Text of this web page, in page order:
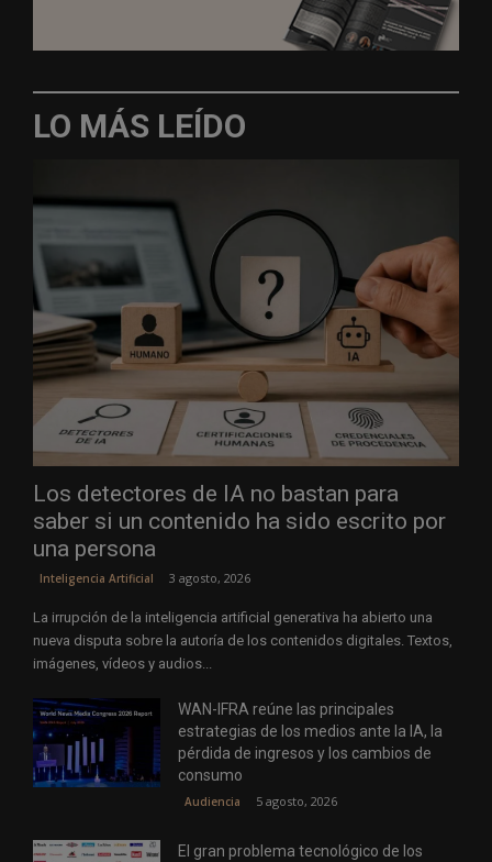
LO MÁS LEÍDO
Los detectores de IA no bastan para
saber si un contenido ha sido escrito por
una persona
Inteligencia Artificial 3 agosto, 2026
La irrupción de la inteligencia artificial generativa ha abierto una
nueva disputa sobre la autoría de los contenidos digitales. Textos,
imágenes, vídeos y audios...
WAN-IFRA reúne las principales
estrategias de los medios ante la IA, la
pérdida de ingresos y los cambios de
consumo
Audiencia 5 agosto, 2026
El gran problema tecnológico de los